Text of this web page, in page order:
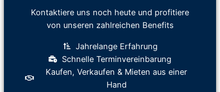
Kontaktiere uns noch heute und profitiere
von unseren zahlreichen Benefits
Jahrelange Erfahrung
Schnelle Terminvereinbarung
Kaufen, Verkaufen & Mieten aus einer
Hand